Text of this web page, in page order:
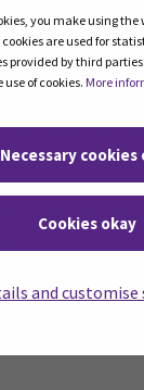
you make using the
cookies are used for
provided by third
of cookies. More
Necessary cookies
Cookies okay
and
Myös
pe